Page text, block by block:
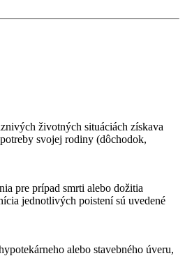
životných situáciách získava
svojej rodiny (dôchodok,
pre prípad smrti alebo dožitia
jednotlivých poistení sú uvedené
alebo stavebného úveru,